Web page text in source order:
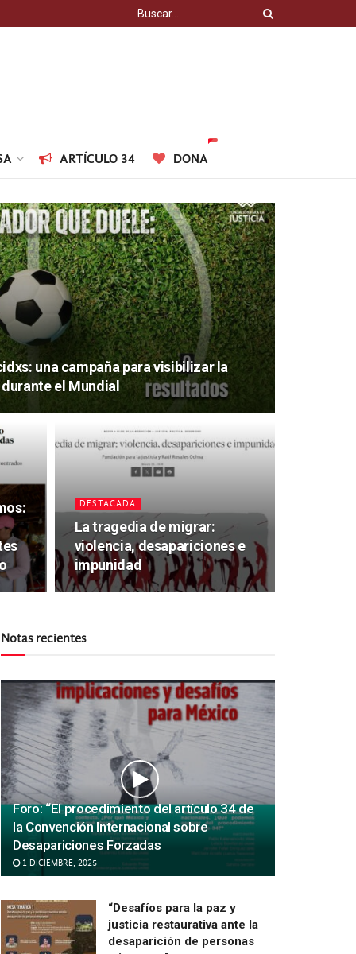
ARTÍCULO 34 DONA
una campaña para visibilizar la
el Mundial
DESTACADA
La tragedia de migrar:
violencia, desapariciones e
impunidad
Notas recientes
Foro: “El procedimiento del artículo 34 de
la Convención Internacional sobre
Desapariciones Forzadas
1 DICIEMBRE, 2025
“Desafíos para la paz y
justicia restaurativa ante la
desaparición de personas